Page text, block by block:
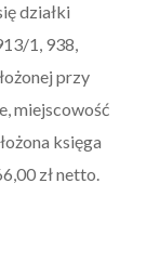
działki
1, 938,
przy
miejscowość
księga
zł netto.